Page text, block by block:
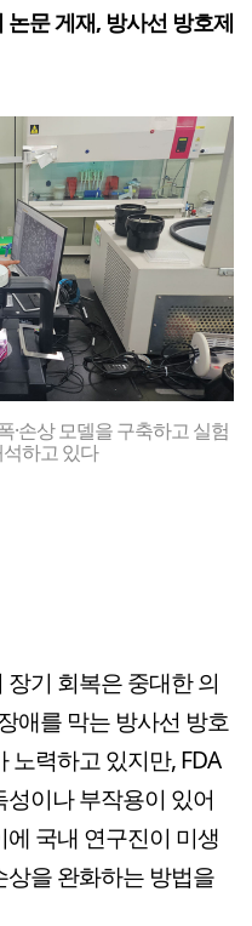
문 게재, 방사선 방호제
손상 모델을 구축하고 실험
하고 있다
기 회복은 중대한 의
애를 막는 방사선 방호
노력하고 있지만, FDA
이나 부작용이 있어
국내 연구진이 미생
을 완화하는 방법을